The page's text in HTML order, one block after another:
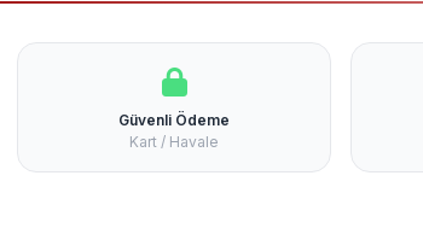
Güvenli Ödeme
Kart / Havale